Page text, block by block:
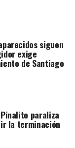
siguen
exige
de Santiago
paraliza
la terminación